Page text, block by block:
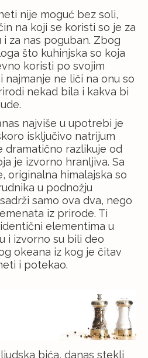
nije moguć bez soli,
na koji se koristi so je za
i za nas poguban. Zbog
što kuhinjska so koja
koristi po svojim
najmanje ne liči na onu so
nekad bila i kakva bi
najviše u upotrebi je
isključivo natrijum
dramatično razlikuje od
je izvorno hranljiva. Sa
originalna himalajska so
u podnožju
samo ova dva, nego
iz prirode. Ti
elementima u
i izvorno su bili deo
okeana iz kog je čitav
i potekao.
bića, danas stekli